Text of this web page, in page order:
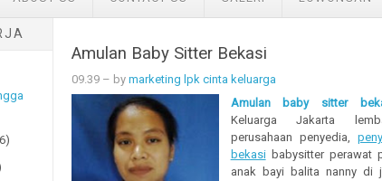
Amulan Baby Sitter Bekasi
09.39– by marketing lpk cinta keluarga
Amulan baby sitter
Keluarga Jakarta
perusahaan penyedia,
bekasibabysitter perawat
anak bayi balita nanny di